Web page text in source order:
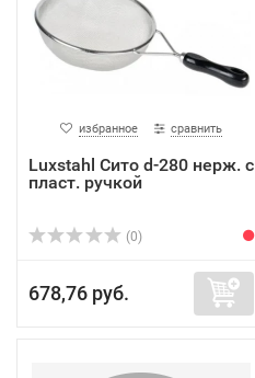
избранное сравнить
Luxstahl Сито d-280 нерж. с
пласт. ручкой
(0)
678,76 руб.